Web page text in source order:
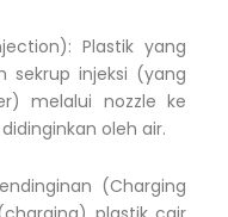
Plastik yang
sekrup injeksi (yang
melalui nozzle ke
oleh air.
(Charging